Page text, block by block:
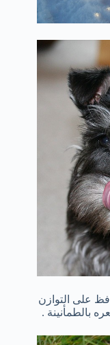
على التوازن
بالطمأنينة .